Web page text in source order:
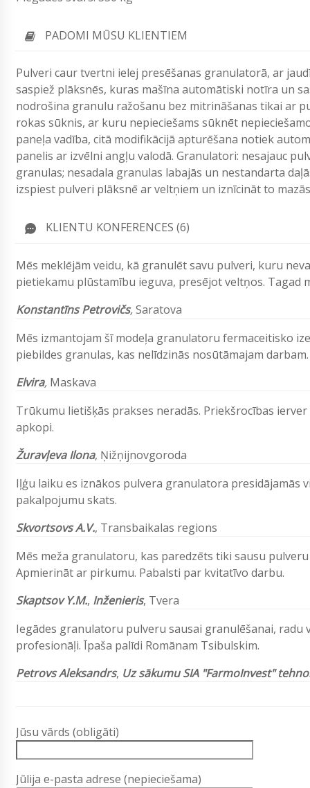
PADOMI MŪSU KLIENTIEM
Pulveri caur tvertni ielej presēšanas granulatorā, ar
saspiež plāksnēs, kuras mašīna automātiski notīra un
nodrošina granulu ražošanu bez mitrināšanas tikai ar
rokas sūknis, ar kuru nepieciešams sūknēt
paneļa vadība, citā modifikācijā apturēšana notiek
panelis ar izvēlni angļu valodā. Granulatori: nesajauc
granulas; nesadala granulas labajās un nestandarta
izspiest pulveri plāksnē ar veltņiem un iznīcināt to
KLIENTU KONFERENCES (6)
Mēs meklējām veidu, kā granulēt savu pulveri, kuru
pietiekamu plūstamību ieguva, presējot veltņos. Tagad
Konstantīns Petrovičs,Saratova
Mēs izmantojam šī modeļa granulatoru fermaceitisko
piebildes granulas, kas nelīdzinās nosūtāmajam darbam.
Elvira, Maskava
Trūkumu lietišķās prakses neradās. Priekšrocības
apkopi.
Žuravļeva Ilona, Ņižņijnovgoroda
Iļģu laiku es iznākos pulvera granulatora presidājamās
pakalpojumu skats.
Skvortsovs A.V., Transbaikalas regions
Mēs meža granulatoru, kas paredzēts tiki sausu
Apmierināt ar pirkumu. Pabalsti par kvitatīvo darbu.
Skaptsov Y.M., Inženieris, Tvera
Iegādes granulatoru pulveru sausai granulēšanai,
profesionāļi. Īpaša palīdi Romānam Tsibulskim.
Petrovs Aleksandrs, Uz sākumu SIA "FarmoInvest"
Jūsu vārds (obligāti)
Jūlija e-pasta adrese (nepieciešama)